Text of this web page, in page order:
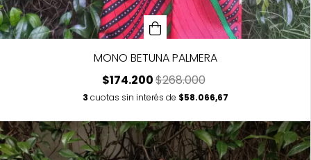
MONO BETUNA PALMERA
$174.200$268.000
3 cuotas sin interés de $58.066,67